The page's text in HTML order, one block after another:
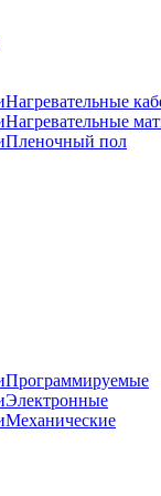
Нагревательные
Нагревательные
Пленочный пол
Программируемые
Электронные
Механические